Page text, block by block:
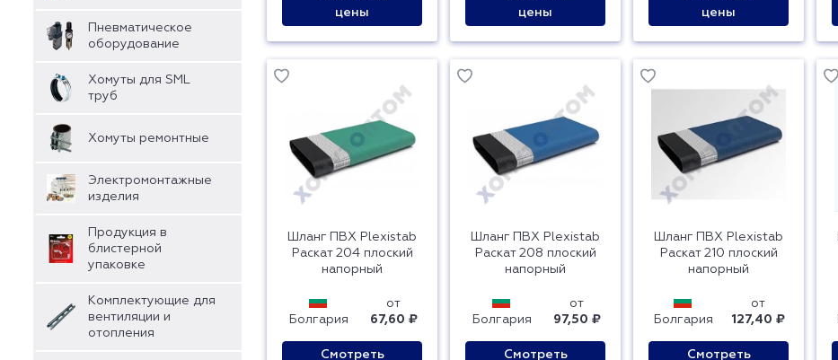
Пневматическое
оборудование
Хомуты для SML
труб
Хомуты ремонтные
Электромонтажные
изделия
Продукция в
блистерной
упаковке
Комплектующие для
вентиляции и
отопления
цены
цены
цены
Шланг ПВХ Plexistab
Раскат 204 плоский
напорный
Болгария
от
67,60 ₽
Смотреть
Шланг ПВХ Plexistab
Раскат 208 плоский
напорный
Болгария
от
97,50 ₽
Смотреть
Шланг ПВХ Plexistab
Раскат 210 плоский
напорный
Болгария
от
127,40 ₽
Смотреть